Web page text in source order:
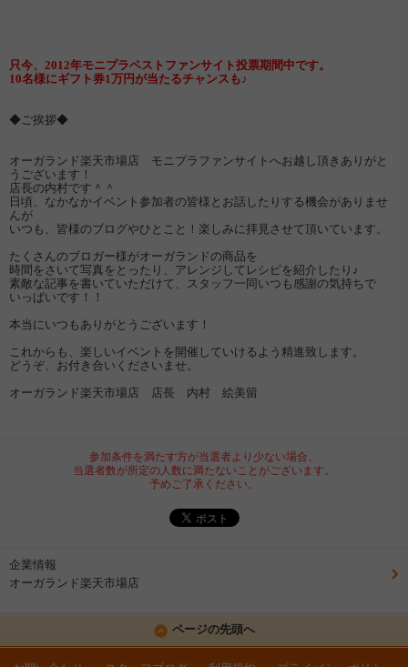
只今、2012年モニプラベストファンサイト投票期間中です。
10名様にギフト券1万円が当たるチャンスも♪
◆ご挨拶◆
オーガランド楽天市場店 モニプラファンサイトへお越し頂きありがと
うございます！
店長の内村です＾＾
日頃、なかなかイベント参加者の皆様とお話したりする機会がありませ
んが
いつも、皆様のブログやひとこと！楽しみに拝見させて頂いています。
たくさんのブロガー様がオーガランドの商品を
時間をさいて写真をとったり、アレンジしてレシピを紹介したり♪
素敵な記事を書いていただけて、スタッフ一同いつも感謝の気持ちで
いっぱいです！！
本当にいつもありがとうございます！
これからも、楽しいイベントを開催していけるよう精進致します。
どうぞ、お付き合いくださいませ。
オーガランド楽天市場店 店長 内村 絵美留
参加条件を満たす方が当選者より少ない場合、
当選者数が所定の人数に満たないことがございます。
予めご了承ください。
企業情報
オーガランド楽天市場店
ページの先頭へ